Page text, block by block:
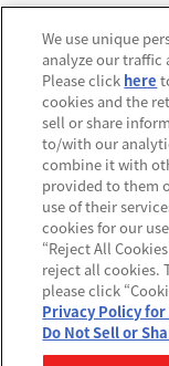
お問い
利用規
Do
アレル
We use unique
analyze our traffic
Please click here
cookies and the
sell or share
to/with our
combine it with
provided to them
use of their
cookies for our
“Reject All
reject all cookies.
please click
Privacy Policy
Do Not Sell or